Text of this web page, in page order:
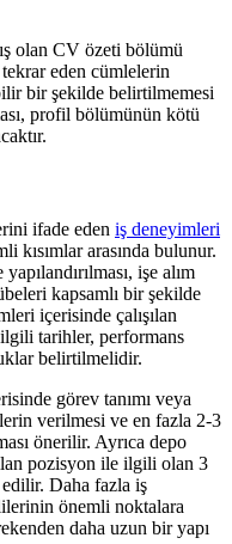
olan CV özeti bölümü
eden cümlelerin
bir şekilde belirtilmemesi
profil bölümünün kötü
ifade eden iş deneyimleri
kısımlar arasında bulunur.
işe alım
kapsamlı bir şekilde
içerisinde çalışılan
tarihler, performans
belirtilmelidir.
görev tanımı veya
verilmesi ve en fazla 2-3
önerilir. Ayrıca depo
pozisyon ile ilgili olan 3
Daha fazla iş
önemli noktalara
daha uzun bir yapı